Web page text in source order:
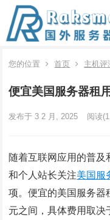
您的位置 首页 主机评
便宜美国服务器租
发布于 3 2 月, 2025 阅读
随着互联网应用的普
和个人站长关注美国服
项。便宜的美国服务器
元之间，具体费用取